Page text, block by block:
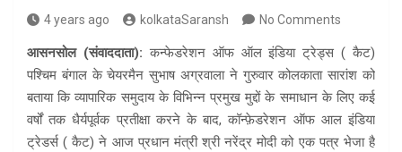
4 years ago kolkataSaransh No Comments
आसनसोल (संवाददाता): कन्फेडरेशन ऑफ ऑल इंडिया ट्रेड्स ( कैट)
पश्चिम बंगाल के चेयरमैन सुभाष अग्रवाला ने गुरुवार कोलकाता सारांश को
बताया कि व्यापारिक समुदाय के विभिन्न प्रमुख मुद्दों के समाधान के लिए कई
वर्षों तक धैर्यपूर्वक प्रतीक्षा करने के बाद, कॉन्फ़ेडरेशन ऑफ आल इंडिया
ट्रेडर्स ( कैट) ने आज प्रधान मंत्री श्री नरेंद्र मोदी को एक पत्र भेजा है